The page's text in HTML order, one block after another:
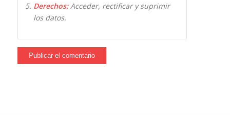
Derechos:Acceder, rectificar y suprimir
los datos.